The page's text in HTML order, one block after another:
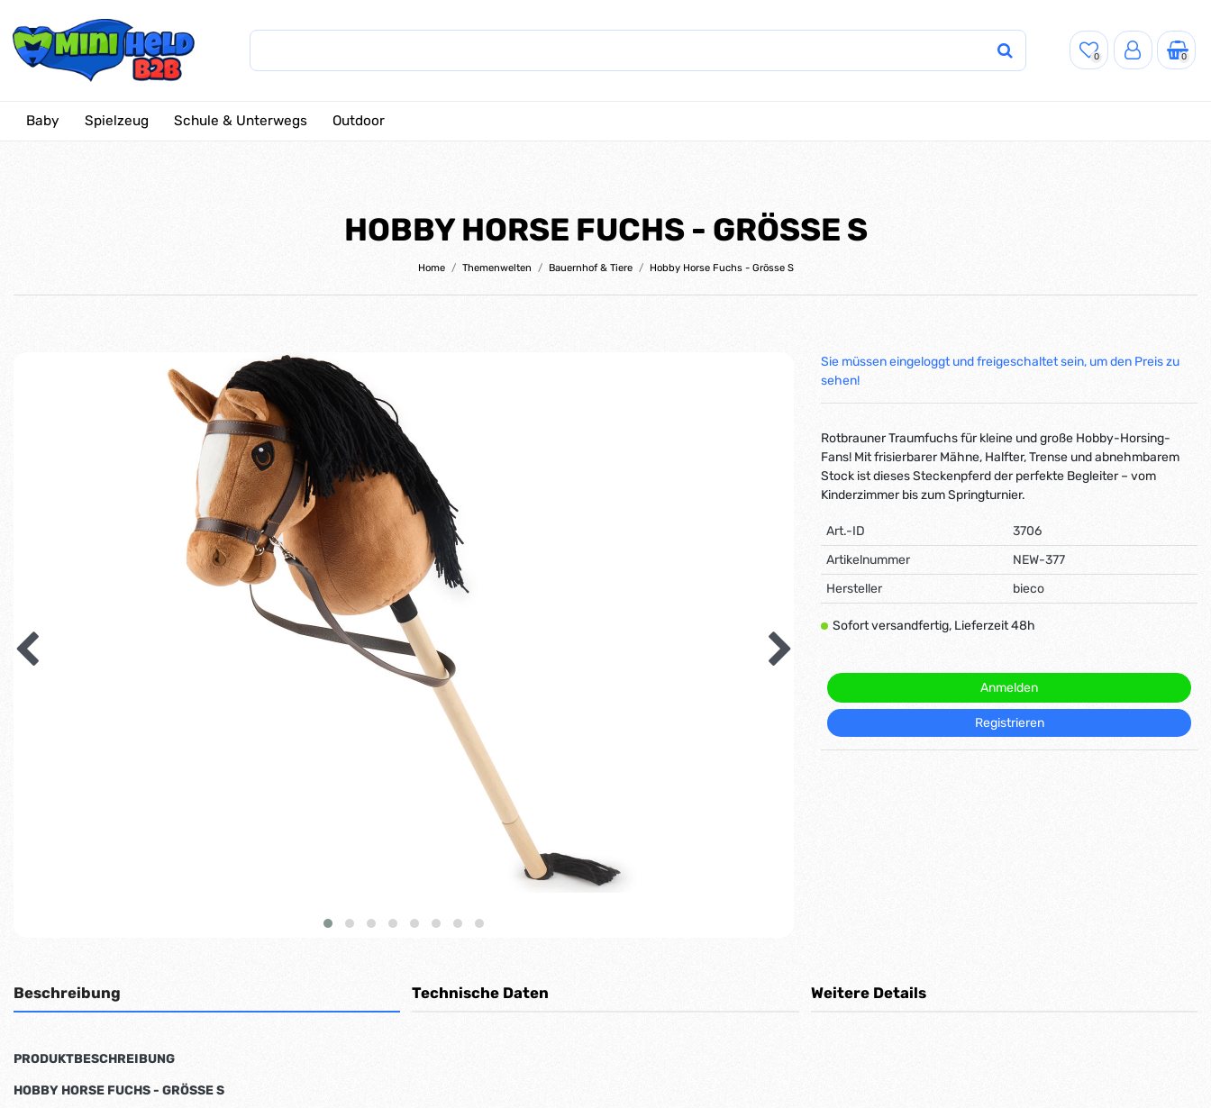
0 0
Baby Spielzeug Schule & Unterwegs Outdoor
HOBBY HORSE FUCHS - GRÖSSE S
Home Themenwelten Bauernhof & Tiere Hobby Horse Fuchs - Grösse S
Sie müssen eingeloggt und freigeschaltet sein, um den Preis zu
sehen!
Rotbrauner Traumfuchs für kleine und große Hobby-Horsing-
Fans! Mit frisierbarer Mähne, Halfter, Trense und abnehmbarem
Stock ist dieses Steckenpferd der perfekte Begleiter – vom
Kinderzimmer bis zum Springturnier.
Art.-ID
3706
Artikelnummer
NEW-377
Hersteller
bieco
Sofort versandfertig, Lieferzeit 48h
Anmelden
Registrieren
Beschreibung Technische Daten Weitere Details
PRODUKTBESCHREIBUNG
HOBBY HORSE FUCHS - GRÖSSE S